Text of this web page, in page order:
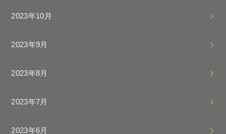
2023年10月
2023年9月
2023年8月
2023年7月
2023年6月